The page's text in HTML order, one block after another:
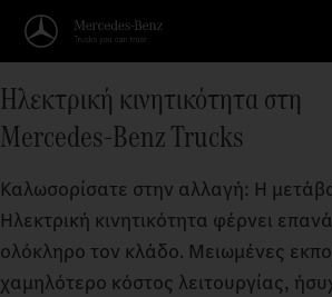
Ηλεκτρική κινητικότητα στη
Mercedes‑Benz Trucks
Καλωσορίσατε στην αλλαγή: Η
Ηλεκτρική κινητικότητα φέρνει
ολόκληρο τον κλάδο. Μειωμένες
χαμηλότερο κόστος λειτουργίας,